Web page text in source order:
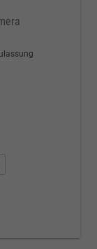
anfordern
Fahrzeugexposé
merken/Expose